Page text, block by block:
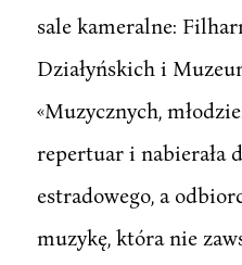
sale kameralne:
Działyńskich i
«Muzycznych,
repertuar i nabierała
estradowego, a
muzykę, która nie